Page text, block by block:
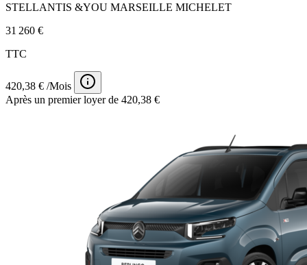
STELLANTIS &YOU MARSEILLE MICHELET
31 260 €
TTC
420,38 € /Mois
Après un premier loyer de 420,38 €